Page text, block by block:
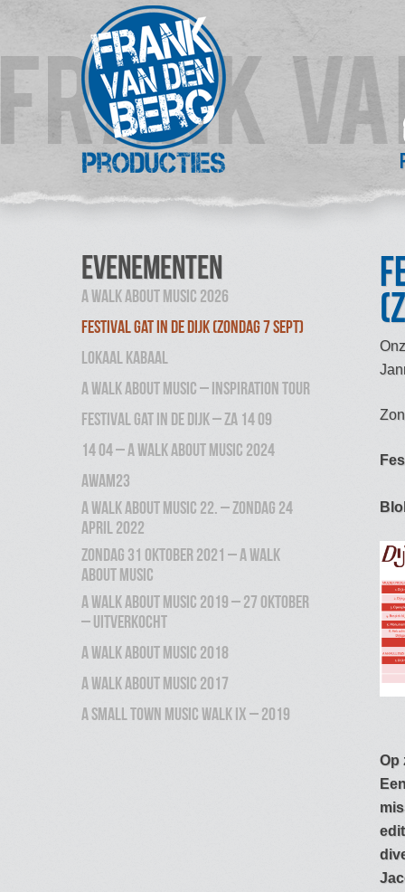
Evenementen
A Walk About Music 2026
Festival Gat in de Dijk (zondag 7 sept)
Lokaal Kabaal
A Walk About Music – inspiration tour
Festival Gat in de Dijk – ZA 14 09
14 04 – A Walk About Music 2024
AWAM23
A Walk About Music 22. – zondag 24
april 2022
zondag 31 oktober 2021 – A Walk
About Music
A Walk About Music 2019 – 27 oktober
– uitverkocht
A Walk About Music 2018
A Walk About Music 2017
A Small Town Music Walk IX – 2019
Op